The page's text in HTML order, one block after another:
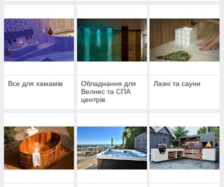
Все для хамамів
Обладнання для
Велнес та СПА
центрів
Лазні та сауни